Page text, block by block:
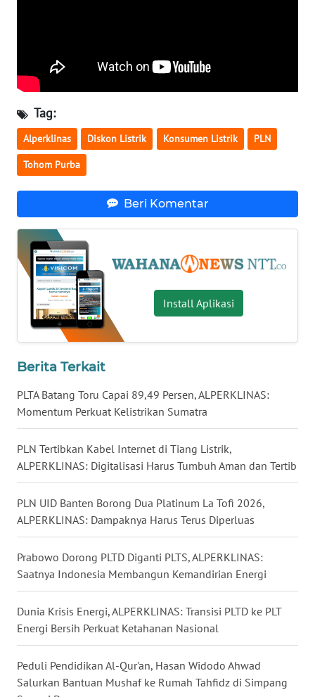
Tag:
Alperklinas Diskon Listrik Konsumen Listrik PLN
Tohom Purba
Beri Komentar
Install Aplikasi
Berita Terkait
PLTA Batang Toru Capai 89,49 Persen, ALPERKLINAS:
Momentum Perkuat Kelistrikan Sumatra
PLN Tertibkan Kabel Internet di Tiang Listrik,
ALPERKLINAS: Digitalisasi Harus Tumbuh Aman dan Tertib
PLN UID Banten Borong Dua Platinum La Tofi 2026,
ALPERKLINAS: Dampaknya Harus Terus Diperluas
Prabowo Dorong PLTD Diganti PLTS, ALPERKLINAS:
Saatnya Indonesia Membangun Kemandirian Energi
Dunia Krisis Energi, ALPERKLINAS: Transisi PLTD ke PLT
Energi Bersih Perkuat Ketahanan Nasional
Peduli Pendidikan Al-Qur'an, Hasan Widodo Ahwad
Salurkan Bantuan Mushaf ke Rumah Tahfidz di Simpang
LAMPUNG
WN
JATENG
WN
NUSANTARA
WN
JATIM
WN
BALI
WN
WN
KALTENG
WN
KALTARA
WN
KALSEL
WN
KALTIM
WN
WN
GORONTALO